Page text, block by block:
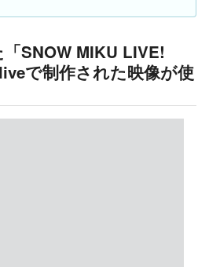
SNOW MIKU LIVE!
で制作された映像が使